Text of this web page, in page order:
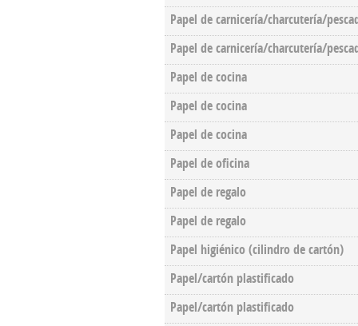
Papel de carnicería/charcutería/
Papel de carnicería/charcutería/
Papel de cocina
Papel de cocina
Papel de cocina
Papel de oficina
Papel de regalo
Papel de regalo
Papel higiénico (cilindro de cartón)
Papel/cartón plastificado
Papel/cartón plastificado